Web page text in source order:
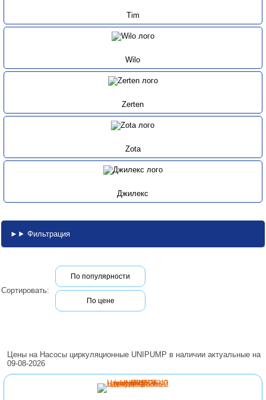
Tim
Wilo
Zerten
Zota
Джилекс
Фильтрация
Сортировать:
По популярности
По цене
Цены на Насосы циркуляционные UNIPUMP в наличии актуальные на
09-08-2026